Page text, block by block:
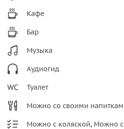
Кафе
Бар
Музыка
Аудиогид
Туалет
Можно со своими
Можно с коляской, Можно